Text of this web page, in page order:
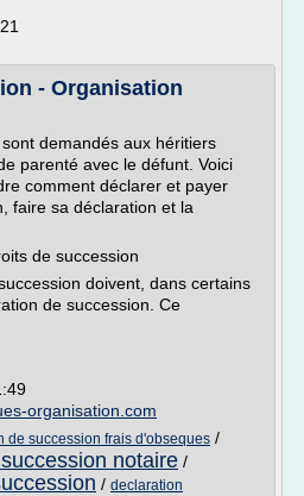
- Organisation
demandés aux héritiers
parenté avec le défunt. Voici
comment déclarer et payer
faire sa déclaration et la
de succession
doivent, dans certains
de succession. Ce
organisation.com
de succession frais d'obseques /
notaire /
/ declaration